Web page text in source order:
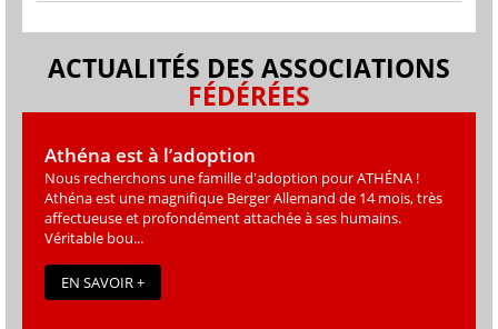
ACTUALITÉS DES ASSOCIATIONS
FÉDÉRÉES
Athéna est à l’adoption
Nous recherchons une famille d'adoption pour ATHÉNA !
Athéna est une magniﬁque Berger Allemand de 14 mois, très
affectueuse et profondément attachée à ses humains.
Véritable bou...
EN SAVOIR +